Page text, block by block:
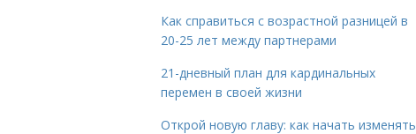
Как справиться с возрастной разницей в
20-25 лет между партнерами
21-дневный план для кардинальных
перемен в своей жизни
Открой новую главу: как начать изменять